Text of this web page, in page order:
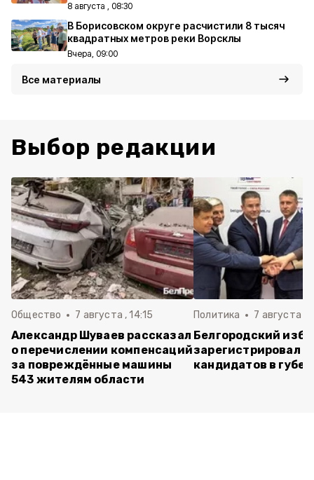
8 августа , 08:30
В Борисовском округе расчистили 8 тысяч
квадратных метров реки Ворсклы
Вчера, 09:00
Все материалы
Выбор редакции
Общество 7 августа , 14:15
Александр Шуваев рассказал
о перечислении компенсаций
за повреждённые машины
543 жителям области
Политика 7 августа ,
Белгородский
зарегистрировал
кандидатов в